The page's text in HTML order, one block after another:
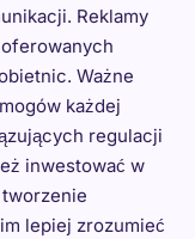
Reklamy
Ważne
każdej
regulacji
inwestować w
lepiej zrozumieć